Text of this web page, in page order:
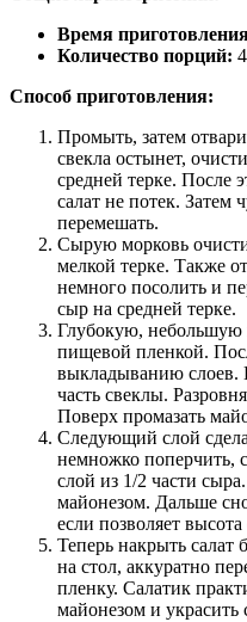
Время
Количество порций:
Способ приготовления:
Промыть, затем
свекла остынет,
средней терке. После
салат не потек. Затем
перемешать.
Сырую морковь
мелкой терке. Также
немного посолить и
сыр на средней терке.
Глубокую, небольшую
пищевой пленкой.
выкладыванию слоев.
часть свеклы.
Поверх промазать
Следующий слой
немножко поперчить,
слой из 1/2 части
майонезом. Дальше
если позволяет высота
Теперь накрыть салат
на стол, аккуратно
пленку. Салатик
майонезом и